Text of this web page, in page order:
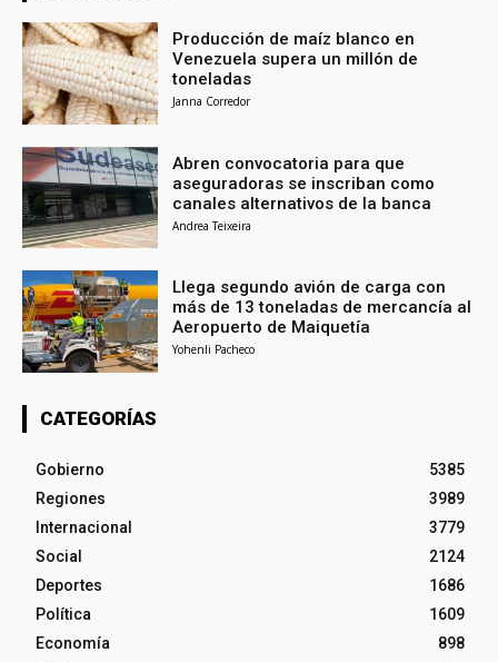
Producción de maíz blanco en
Venezuela supera un millón de
toneladas
Janna Corredor
Abren convocatoria para que
aseguradoras se inscriban como
canales alternativos de la banca
Andrea Teixeira
Llega segundo avión de carga con
más de 13 toneladas de mercancía al
Aeropuerto de Maiquetía
Yohenli Pacheco
CATEGORÍAS
Gobierno
5385
Regiones
3989
Internacional
3779
Social
2124
Deportes
1686
Política
1609
Economía
898